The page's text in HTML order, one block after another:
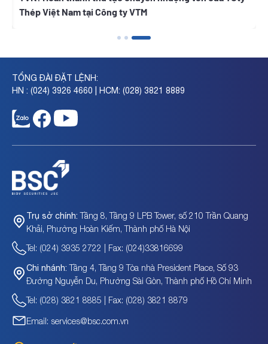
Nam tại Công ty VTM
TỔNG ĐÀI ĐẶT LỆNH:
HN : (024) 3926 4660 | HCM: (028) 3821 8889
Trụ sở chính: Tầng 8, Tầng 9 LPB Tower, số 210 Trần Quang
Khải, Phường Hoàn Kiếm, Thành phố Hà Nội
Tel: (024) 3935 2722 | Fax: (024)33816699
Chi nhánh: Tầng 4, Tầng 9 Tòa nhà President Place, Số 93
Đường Nguyễn Du, Phường Sài Gòn, Thành phố Hồ Chí Minh
Tel: (028) 3821 8885 | Fax: (028) 3821 8879
Email: services@bsc.com.vn